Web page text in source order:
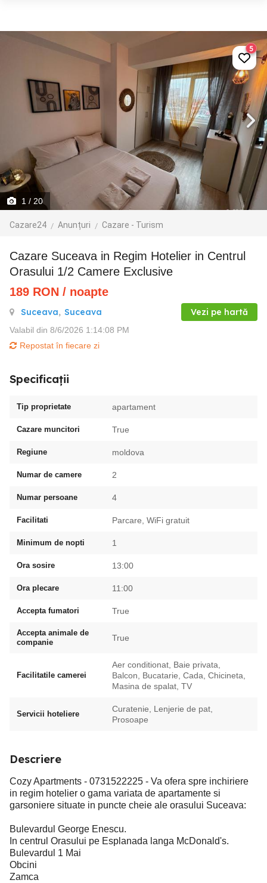
1 / 20
Cazare24 Anunțuri Cazare - Turism
5
Cazare Suceava in Regim Hotelier in Centrul
Orasului 1/2 Camere Exclusive
189 RON / noapte
Suceava, Suceava Vezi pe hartă
Valabil din 8/6/2026 1:14:08 PM
Repostat în fiecare zi
Specificații
Tip proprietate apartament
Cazare muncitori True
Regiune moldova
Numar de camere 2
Numar persoane 4
Facilitati Parcare, WiFi gratuit
Minimum de nopti 1
Ora sosire 13:00
Ora plecare 11:00
Accepta fumatori True
Accepta animale de
companie
True
Facilitatile camerei
Aer conditionat, Baie privata,
Balcon, Bucatarie, Cada, Chicineta,
Masina de spalat, TV
Servicii hoteliere
Curatenie, Lenjerie de pat,
Prosoape
Descriere
Cozy Apartments - 0731522225 - Va ofera spre inchiriere
in regim hotelier o gama variata de apartamente si
garsoniere situate in puncte cheie ale orasului Suceava:
Bulevardul George Enescu.
In centrul Orasului pe Esplanada langa McDonald's.
Bulevardul 1 Mai
Obcini
Zamca